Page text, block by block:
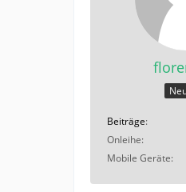
Beiträge
Onleihe
Mobile Geräte